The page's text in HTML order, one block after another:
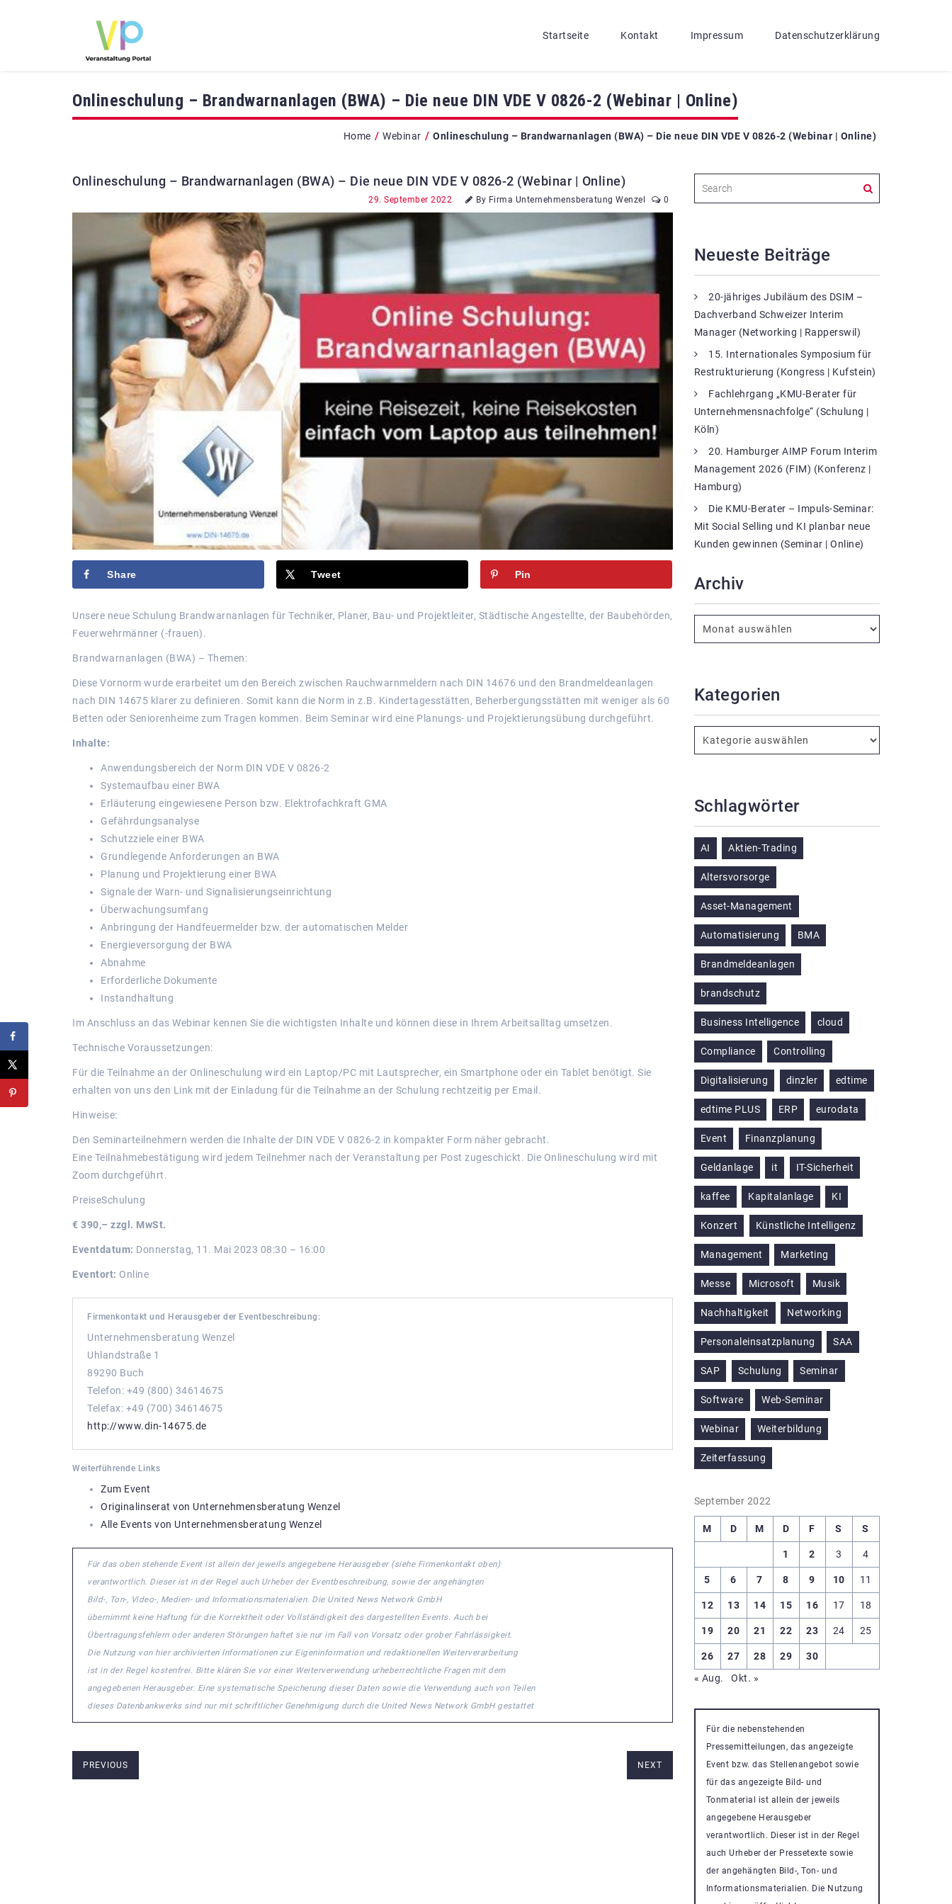
Startseite Kontakt Impressum Datenschutzerklärung
Onlineschulung – Brandwarnanlagen (BWA) – Die neue DIN VDE V 0826-2 (Webinar | Online)
Home / Webinar / Onlineschulung – Brandwarnanlagen (BWA) – Die neue DIN VDE V 0826-2 (Webinar | Online)
Onlineschulung – Brandwarnanlagen (BWA) – Die neue DIN VDE V 0826-2 (Webinar | Online)
29. September 2022 By Firma Unternehmensberatung Wenzel 0
Share Tweet Pin
Unsere neue Schulung Brandwarnanlagen für Techniker, Planer, Bau- und Projektleiter, Städtische Angestellte, der Baubehörden,
Feuerwehrmänner (-frauen).
Brandwarnanlagen (BWA) – Themen:
Diese Vornorm wurde erarbeitet um den Bereich zwischen Rauchwarnmeldern nach DIN 14676 und den Brandmeldeanlagen
nach DIN 14675 klarer zu definieren. Somit kann die Norm in z.B. Kindertagesstätten, Beherbergungsstätten mit weniger als 60
Betten oder Seniorenheime zum Tragen kommen. Beim Seminar wird eine Planungs- und Projektierungsübung durchgeführt.
Inhalte:
Anwendungsbereich der Norm DIN VDE V 0826-2
Systemaufbau einer BWA
Erläuterung eingewiesene Person bzw. Elektrofachkraft GMA
Gefährdungsanalyse
Schutzziele einer BWA
Grundlegende Anforderungen an BWA
Planung und Projektierung einer BWA
Signale der Warn- und Signalisierungseinrichtung
Überwachungsumfang
Anbringung der Handfeuermelder bzw. der automatischen Melder
Energieversorgung der BWA
Abnahme
Erforderliche Dokumente
Instandhaltung
Im Anschluss an das Webinar kennen Sie die wichtigsten Inhalte und können diese in Ihrem Arbeitsalltag umsetzen.
Technische Voraussetzungen:
Für die Teilnahme an der Onlineschulung wird ein Laptop/PC mit Lautsprecher, ein Smartphone oder ein Tablet benötigt. Sie
erhalten von uns den Link mit der Einladung für die Teilnahme an der Schulung rechtzeitig per Email.
Hinweise:
Den Seminarteilnehmern werden die Inhalte der DIN VDE V 0826-2 in kompakter Form näher gebracht.
Eine Teilnahmebestätigung wird jedem Teilnehmer nach der Veranstaltung per Post zugeschickt. Die Onlineschulung wird mit
Zoom durchgeführt.
PreiseSchulung
€ 390,– zzgl. MwSt.
Eventdatum: Donnerstag, 11. Mai 2023 08:30 – 16:00
Eventort: Online
Firmenkontakt und Herausgeber der Eventbeschreibung:
Unternehmensberatung Wenzel
Uhlandstraße 1
89290 Buch
Telefon: +49 (800) 34614675
Telefax: +49 (700) 34614675
http://www.din-14675.de
Weiterführende Links
Zum Event
Originalinserat von Unternehmensberatung Wenzel
Alle Events von Unternehmensberatung Wenzel
Für das oben stehende Event ist allein der jeweils angegebene Herausgeber (siehe Firmenkontakt oben)
verantwortlich. Dieser ist in der Regel auch Urheber der Eventbeschreibung, sowie der angehängten
Bild-, Ton-, Video-, Medien- und Informationsmaterialien. Die United News Network GmbH
übernimmt keine Haftung für die Korrektheit oder Vollständigkeit des dargestellten Events. Auch bei
Übertragungsfehlern oder anderen Störungen haftet sie nur im Fall von Vorsatz oder grober Fahrlässigkeit.
Die Nutzung von hier archivierten Informationen zur Eigeninformation und redaktionellen Weiterverarbeitung
ist in der Regel kostenfrei. Bitte klären Sie vor einer Weiterverwendung urheberrechtliche Fragen mit dem
angegebenen Herausgeber. Eine systematische Speicherung dieser Daten sowie die Verwendung auch von Teilen
dieses Datenbankwerks sind nur mit schriftlicher Genehmigung durch die United News Network GmbH gestattet
PREVIOUS NEXT
Neueste Beiträge
20-jähriges Jubiläum des DSIM –
Dachverband Schweizer Interim
Manager (Networking | Rapperswil)
15. Internationales Symposium für
Restrukturierung (Kongress | Kufstein)
Fachlehrgang „KMU-Berater für
Unternehmensnachfolge“ (Schulung |
Köln)
20. Hamburger AIMP Forum Interim
Management 2026 (FIM) (Konferenz |
Hamburg)
Die KMU-Berater – Impuls-Seminar:
Mit Social Selling und KI planbar neue
Kunden gewinnen (Seminar | Online)
Archiv
Kategorien
Schlagwörter
AI Aktien-Trading
Altersvorsorge
Asset-Management
Automatisierung BMA
Brandmeldeanlagen
brandschutz
Business Intelligence cloud
Compliance Controlling
Digitalisierung dinzler edtime
edtime PLUS ERP eurodata
Event Finanzplanung
Geldanlage it IT-Sicherheit
kaffee Kapitalanlage KI
Konzert Künstliche Intelligenz
Management Marketing
Messe Microsoft Musik
Nachhaltigkeit Networking
Personaleinsatzplanung SAA
SAP Schulung Seminar
Software Web-Seminar
Webinar Weiterbildung
Zeiterfassung
September 2022
M D M D F S S
1 2 3 4
5 6 7 8 9 10 11
12 13 14 15 16 17 18
19 20 21 22 23 24 25
26 27 28 29
30
« Aug.
Okt. »
Für die nebenstehenden
Pressemitteilungen, das angezeigte
Event bzw. das Stellenangebot sowie
für das angezeigte Bild- und
Tonmaterial ist allein der jeweils
angegebene Herausgeber
verantwortlich. Dieser ist in der Regel
auch Urheber der Pressetexte sowie
der angehängten Bild-, Ton- und
Informationsmaterialien. Die Nutzung